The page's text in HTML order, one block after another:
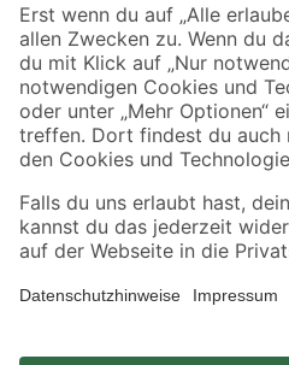
Jetzt die toom-App
Alle Preisangaben in EUR inkl. gesetzl. MwSt..
Umständen nicht in allen Märkten verfügbar. Die
sich auf den unter "Mein Markt" ausgewählten
*Paketversand ab 59 € versandkostenfrei, gilt
fallen zusätzliche Versandkosten an.